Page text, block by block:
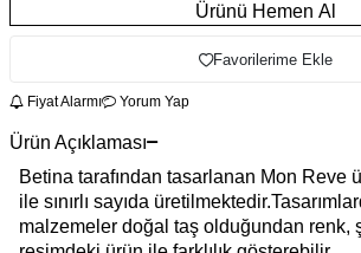
Ürünü Hemen Al
Favorilerime Ekle
Fiyat Alarmı Yorum Yap
Ürün Açıklaması
Betina tarafından tasarlanan Mon Reve
ile sınırlı sayıda
malzemeler doğal taş olduğundan renk,